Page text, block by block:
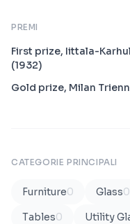
PREMI
First prize, Iittala-
(1932)
Gold prize, Milan
CATEGORIE PRINCIPALI
Furniture0 Glass0
Tables0 Utility